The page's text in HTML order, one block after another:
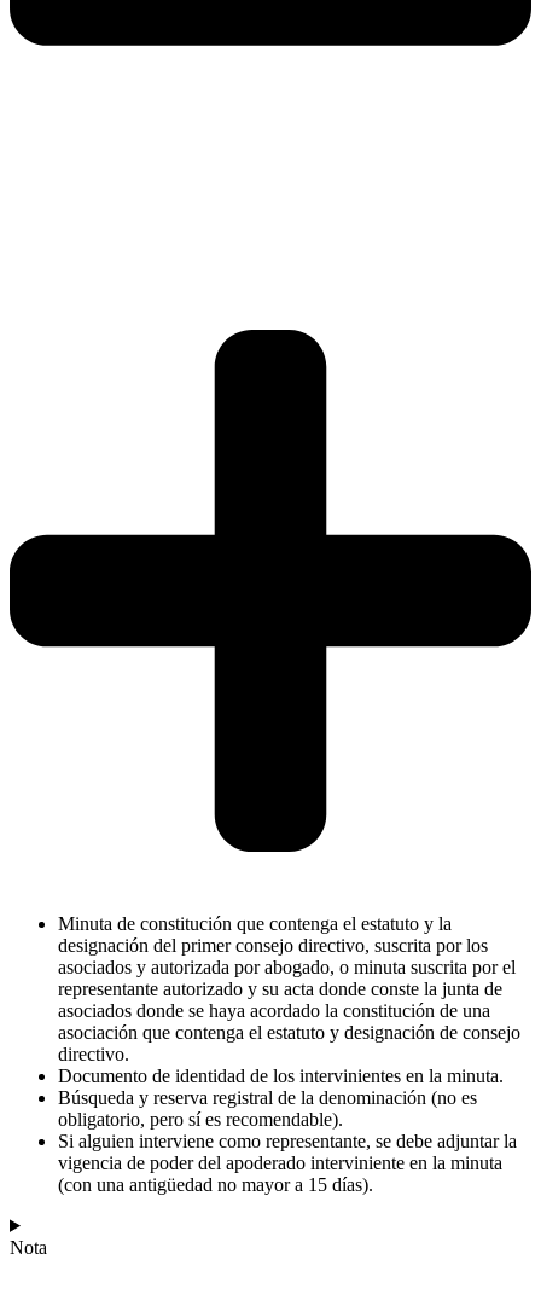
Minuta de constitución que contenga el estatuto y la
designación del primer consejo directivo, suscrita por los
asociados y autorizada por abogado, o minuta suscrita por el
representante autorizado y su acta donde conste la junta de
asociados donde se haya acordado la constitución de una
asociación que contenga el estatuto y designación de consejo
directivo.
Documento de identidad de los intervinientes en la minuta.
Búsqueda y reserva registral de la denominación (no es
obligatorio, pero sí es recomendable).
Si alguien interviene como representante, se debe adjuntar la
vigencia de poder del apoderado interviniente en la minuta
(con una antigüedad no mayor a 15 días).
Nota